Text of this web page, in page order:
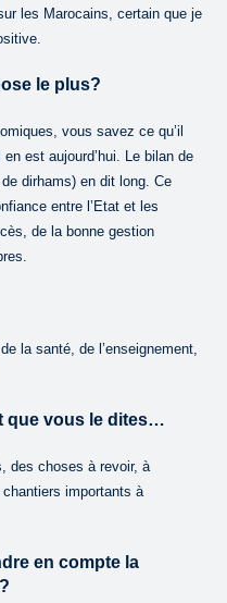
les Marocains, certain que je
le plus?
vous savez ce qu’il
est aujourd’hui. Le bilan de
dirhams) en dit long. Ce
entre l’Etat et les
de la bonne gestion
la santé, de l’enseignement,
que vous le dites…
des choses à revoir, à
importants à
en compte la